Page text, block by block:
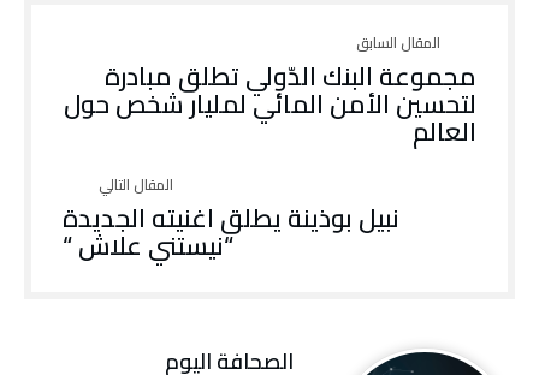
مجموعة البنك الدّولي تطلق مبادرة
لتحسين الأمن المائي لمليار شخص حول
العالم
نبيل بوذينة يطلق اغنيته الجديدة
“نيستني علاش “